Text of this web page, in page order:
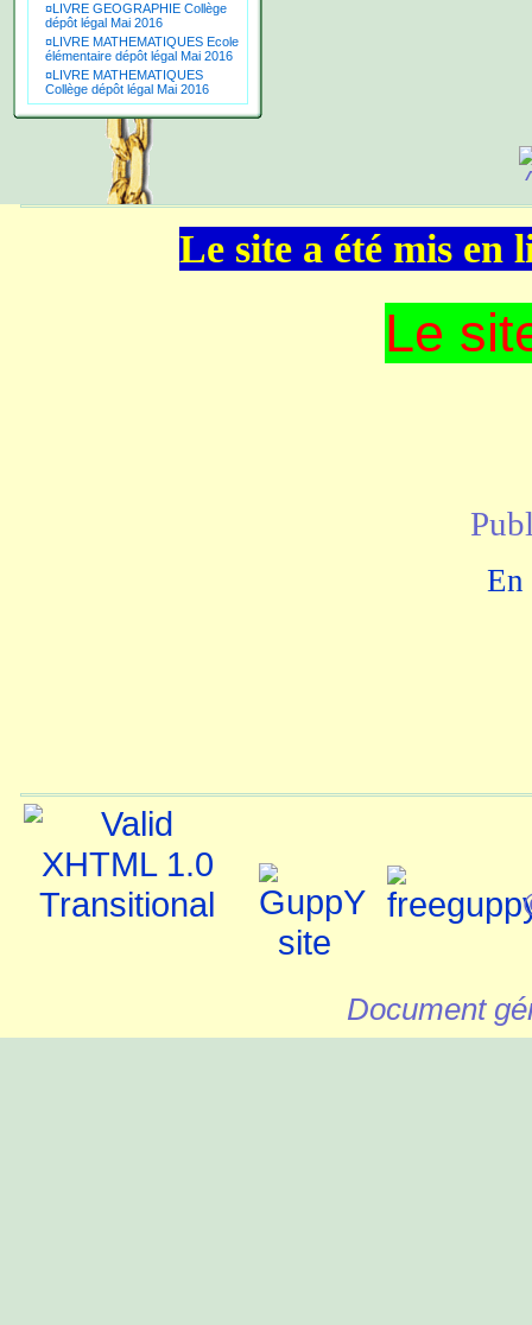
¤LIVRE GEOGRAPHIE Collège
dépôt légal Mai 2016
¤LIVRE MATHEMATIQUES Ecole
élémentaire dépôt légal Mai 2016
¤LIVRE MATHEMATIQUES
Collège dépôt légal Mai 2016
Le site a été mis en
Le
En
Document